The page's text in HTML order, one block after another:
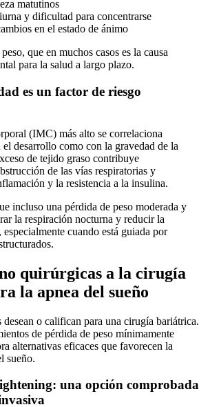
matutinos
y dificultad para concentrarse
en el estado de ánimo
que en muchos casos es la causa
para la salud a largo plazo.
es un factor de riesgo
(IMC) más alto se correlaciona
desarrollo como con la gravedad de la
de tejido graso contribuye
de las vías respiratorias y
y la resistencia a la insulina.
incluso una pérdida de peso moderada y
la respiración nocturna y reducir la
especialmente cuando está guiada por
quirúrgicas a la cirugía
la apnea del sueño
desean o califican para una cirugía bariátrica.
de pérdida de peso mínimamente
alternativas eficaces que favorecen la
sueño.
una opción comprobada